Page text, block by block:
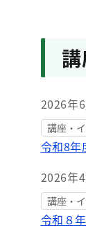
2026年
講座・
令和8
2026年
講座・
令和８